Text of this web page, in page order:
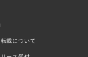
載について